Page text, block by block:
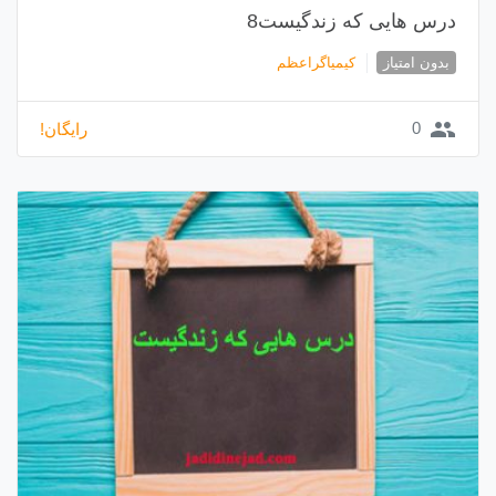
درس هایی که زندگیست8
بدون امتیاز کیمیاگراعظم
group
0 رایگان!